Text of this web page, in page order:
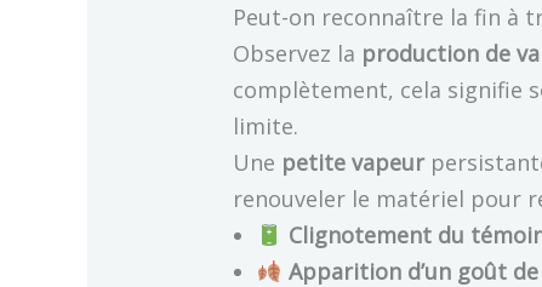
Peut-on reconnaître la fin à
Observez la production de
complètement, cela signifie
limite.
Une petite vapeur
renouveler le matériel pour
Clignotement du
Apparition d’un goût